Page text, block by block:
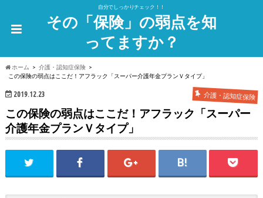
自分でしっかりチェック！！
その「保険」の弱点を知
ってますか？
ホーム
介護・認知症保険
この保険の弱点はここだ！アフラック「スーパー介護年金プランＶタイプ」
2019.12.23 介護・認知症保険
この保険の弱点はここだ！アフラック「スーパー
介護年金プランＶタイプ」